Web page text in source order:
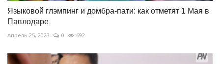
Языковой глэмпинг и домбра-пати: как отметят 1 Мая в
Павлодаре
Апрель 25, 2023 0 692